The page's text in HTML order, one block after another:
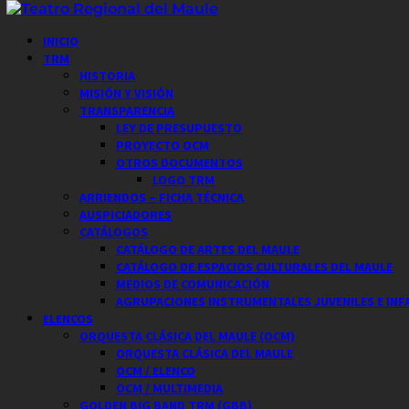
Saltar
contenido
Menú
principal
INICIO
TRM
HISTORIA
MISIÓN Y VISIÓN
TRANSPARENCIA
LEY DE PRESUPUESTO
PROYECTO OCM
OTROS DOCUMENTOS
LOGO TRM
ARRIENDOS – FICHA TÉCNICA
AUSPICIADORES
CATÁLOGOS
CATÁLOGO DE ARTES DEL MAULE
CATÁLOGO DE ESPACIOS CULTURALES DEL MAULE
MEDIOS DE COMUNICACIÓN
AGRUPACIONES INSTRUMENTALES JUVENILES E
ELENCOS
ORQUESTA CLÁSICA DEL MAULE (OCM)
ORQUESTA CLÁSICA DEL MAULE
OCM / ELENCO
OCM / MULTIMEDIA
GOLDEN BIG BAND TRM (GBB)